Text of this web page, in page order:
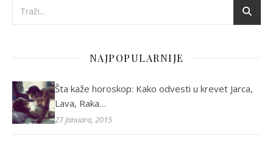
NAJPOPULARNIJE
Šta kaže horoskop: Kako odvesti u krevet Jarca,
Lava, Raka…
27 Januara, 2015